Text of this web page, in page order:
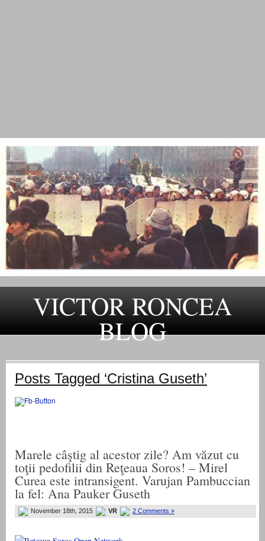
VICTOR RONCEA
BLOG
Posts Tagged ‘Cristina Guseth’
Marele câştig al acestor zile? Am văzut cu
toţii pedofilii din Reţeaua Soros! – Mirel
Curea este intransigent. Varujan Pambuccian
la fel: Ana Pauker Guseth
November 18th, 2015 VR 2 Comments »